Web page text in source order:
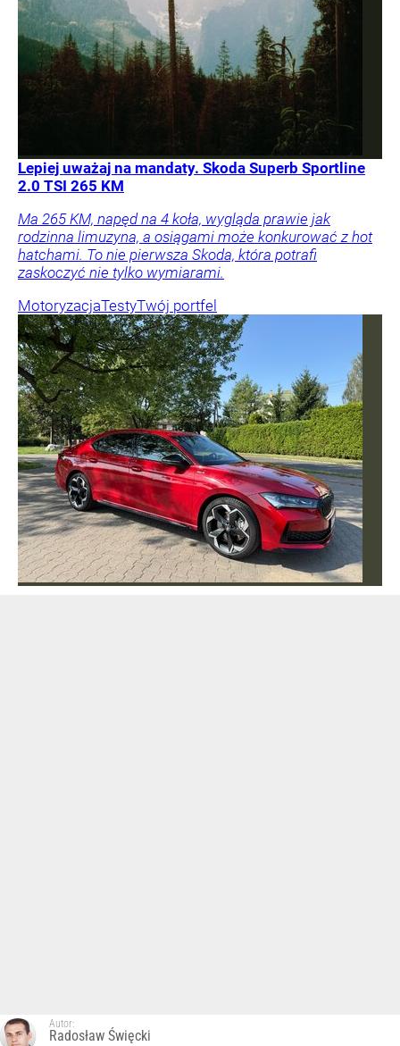
Lepiej uważaj na mandaty. Skoda Superb Sportline
2.0 TSI 265 KM
Ma 265 KM, napęd na 4 koła, wygląda prawie jak
rodzinna limuzyna, a osiągami może konkurować z hot
hatchami. To nie pierwsza Skoda, która potrafi
zaskoczyć nie tylko wymiarami.
MotoryzacjaTestyTwój portfel
Autor:
Radosław Święcki